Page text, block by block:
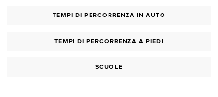
TEMPI DI PERCORRENZA IN AUTO
TEMPI DI PERCORRENZA A PIEDI
SCUOLE